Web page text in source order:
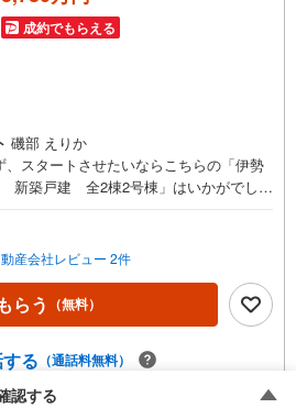
成約でもらえる
磯部 えりか
、スタートさせたいならこちらの「伊勢
新築戸建 全2棟2号棟」はいかがでしょ
の間取りは3LDKとなっており、室内も
便利な、全居室フローリングのお住ま
くおしゃれでニーズの高いシステムキッ
す。来客が一目でわかるTVインターホン
フトのある生活に憧れること間違いあり
産会社レビュー 2件
らう （無料）
る （通話料無料）
認する